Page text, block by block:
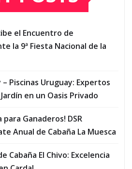
el Encuentro de
la 9ª Fiesta Nacional de la
Piscinas Uruguay: Expertos
en un Oasis Privado
Ganaderos! DSR
Anual de Cabaña La Muesca
Cabaña El Chivo: Excelencia